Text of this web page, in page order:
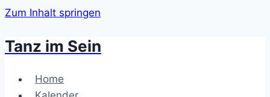
Zum Inhalt springen
Tanz im Sein
Home